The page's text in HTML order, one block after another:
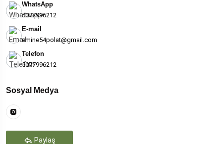
WhatsApp
5077996212
E-mail
emine54polat@gmail.com
Telefon
5077996212
Sosyal Medya
Paylaş